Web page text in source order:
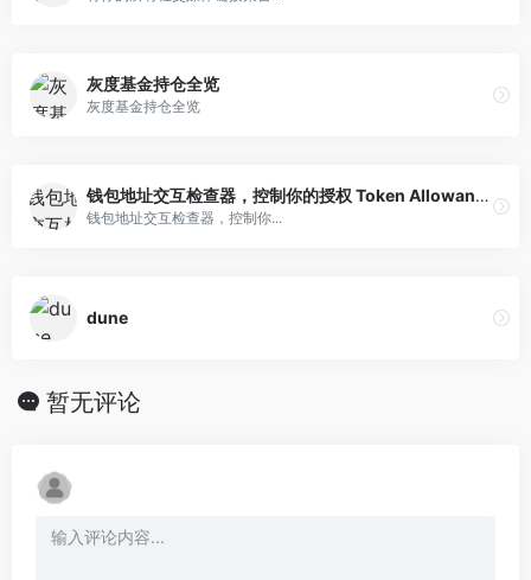
灰度基金持仓全览
灰度基金持仓全览
钱包地址交互检查器，控制你的授权 Token Allowance Checker
钱包地址交互检查器，控制你...
dune
暂无评论